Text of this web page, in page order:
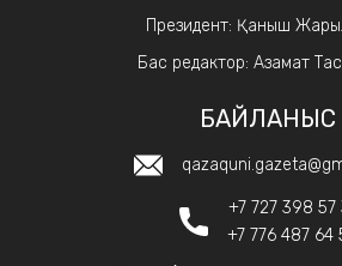
Президент: Қаныш
Бас редактор: Азамат
БАЙЛАНЫС
+7 727 398 57
+7 776 487 64